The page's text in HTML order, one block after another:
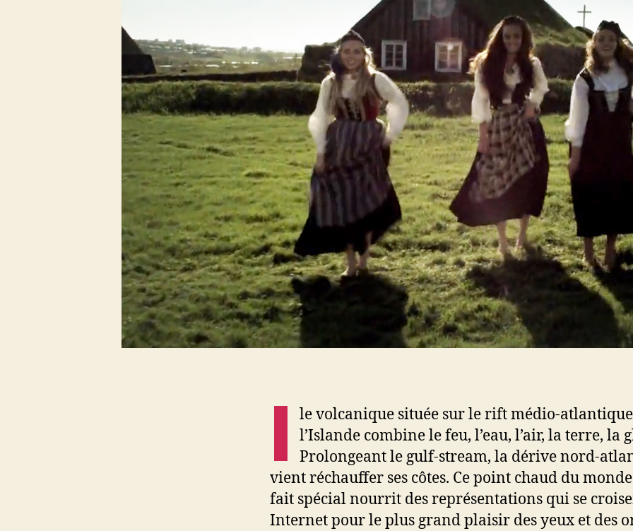
I
le volcanique située sur le rift médio-
l’Islande combine le feu, l’eau, l’air, la terre, la
Prolongeant le gulf-stream, la dérive nord-
vient réchauffer ses côtes. Ce point chaud du
fait spécial nourrit des représentations qui se
Internet pour le plus grand plaisir des yeux et des